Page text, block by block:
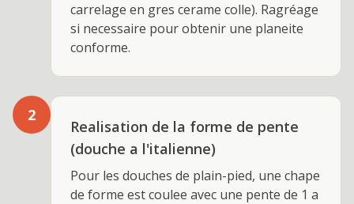
carrelage en gres cerame colle). Ragréage
si necessaire pour obtenir une planeite
conforme.
2
Realisation de la forme de pente
(douche a l'italienne)
Pour les douches de plain-pied, une chape
de forme est coulee avec une pente de 1 a